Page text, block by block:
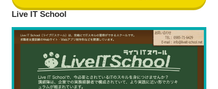
Live IT School